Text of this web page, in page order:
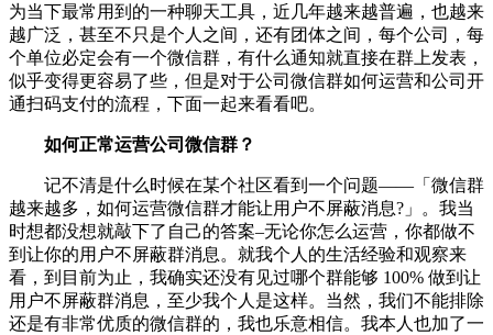
为当下最常用到的一种聊天工具，近几年越来越普遍，也越来
越广泛，甚至不只是个人之间，还有团体之间，每个公司，每
个单位必定会有一个微信群，有什么通知就直接在群上发表，
似乎变得更容易了些，但是对于公司微信群如何运营和公司开
通扫码支付的流程，下面一起来看看吧。
如何正常运营公司微信群？
记不清是什么时候在某个社区看到一个问题——「微信群
越来越多，如何运营微信群才能让用户不屏蔽消息?」。我当
时想都没想就敲下了自己的答案–无论你怎么运营，你都做不
到让你的用户不屏蔽群消息。就我个人的生活经验和观察来
看，到目前为止，我确实还没有见过哪个群能够 100% 做到让
用户不屏蔽群消息，至少我个人是这样。当然，我们不能排除
还是有非常优质的微信群的，我也乐意相信。我本人也加了一